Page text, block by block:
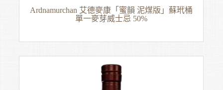
Ardnamurchan 艾德麥康「蜜韻 泥煤版」蘇玳桶
單一麥芽威士忌 50%